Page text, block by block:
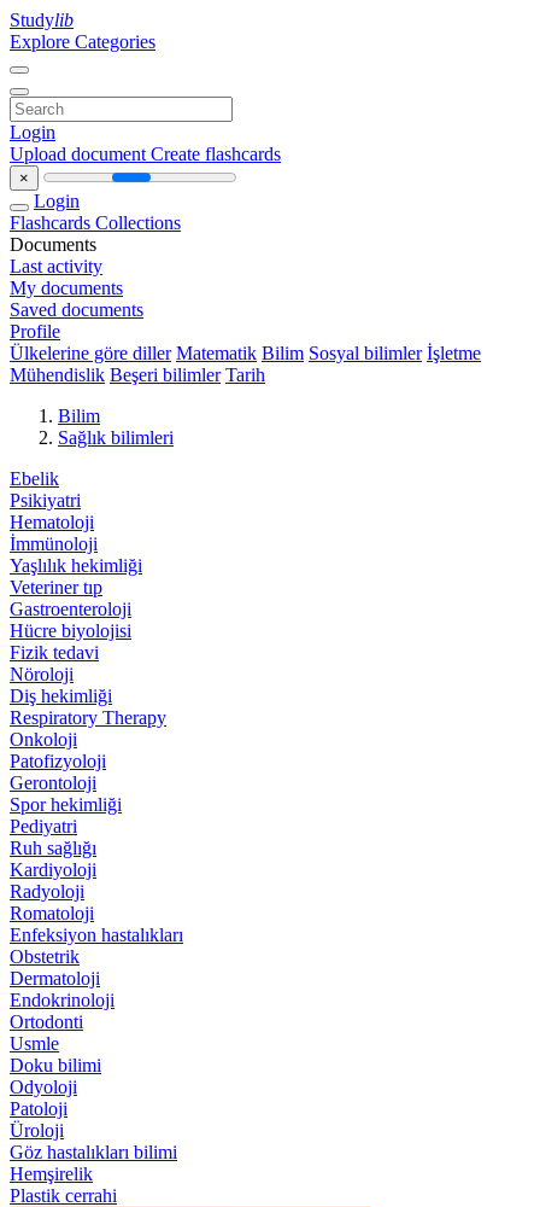
Studylib
Explore Categories
Login
Upload document Create flashcards
×
Login
Flashcards Collections
Documents
Last activity
My documents
Saved documents
Profile
Ülkelerine göre diller Matematik Bilim Sosyal bilimler İşletme
Mühendislik Beşeri bilimler Tarih
Bilim
Sağlık bilimleri
Ebelik
Psikiyatri
Hematoloji
İmmünoloji
Yaşlılık hekimliği
Veteriner tıp
Gastroenteroloji
Hücre biyolojisi
Fizik tedavi
Nöroloji
Diş hekimliği
Respiratory Therapy
Onkoloji
Patofizyoloji
Gerontoloji
Spor hekimliği
Pediyatri
Ruh sağlığı
Kardiyoloji
Radyoloji
Romatoloji
Enfeksiyon hastalıkları
Obstetrik
Dermatoloji
Endokrinoloji
Ortodonti
Usmle
Doku bilimi
Odyoloji
Patoloji
Üroloji
Göz hastalıkları bilimi
Hemşirelik
Plastik cerrahi